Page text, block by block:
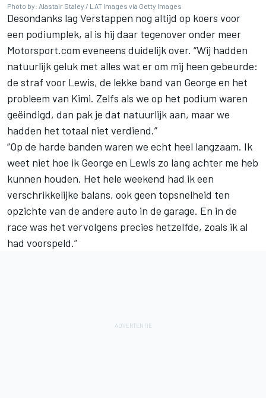
Photo by: Alastair Staley / LAT Images via Getty Images
Desondanks lag Verstappen nog altijd op koers voor
een podiumplek, al is hij daar tegenover onder meer
Motorsport.com eveneens duidelijk over. “Wij hadden
natuurlijk geluk met alles wat er om mij heen gebeurde:
de straf voor Lewis, de lekke band van George en het
probleem van Kimi. Zelfs als we op het podium waren
geëindigd, dan pak je dat natuurlijk aan, maar we
hadden het totaal niet verdiend.”
“Op de harde banden waren we echt heel langzaam. Ik
weet niet hoe ik George en Lewis zo lang achter me heb
kunnen houden. Het hele weekend had ik een
verschrikkelijke balans, ook geen topsnelheid ten
opzichte van de andere auto in de garage. En in de
race was het vervolgens precies hetzelfde, zoals ik al
had voorspeld.”